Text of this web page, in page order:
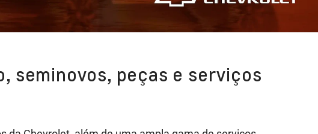
seminovos, peças e serviços